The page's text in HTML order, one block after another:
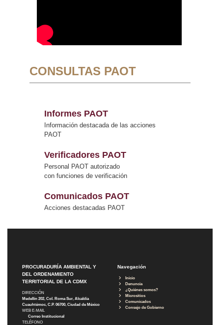
CONSULTAS PAOT
Informes PAOT
Información destacada de las acciones
PAOT
Verificadores PAOT
Personal PAOT autorizado
con funciones de verificación
Comunicados PAOT
Acciones destacadas PAOT
PROCURADURÍA AMBIENTAL Y
DEL ORDENAMIENTO
TERRITORIAL DE LA CDMX
DIRECCIÓN
Medellín 202, Col. Roma Sur, Alcaldía
Cuauhtémoc, C.P. 06700, Ciudad de México
WEB E-MAIL
Correo Institucional
TELÉFONO
Navegación
Inicio
Denuncia
¿Quiénes somos?
Micrositios
Comunicados
Consejo de Gobierno